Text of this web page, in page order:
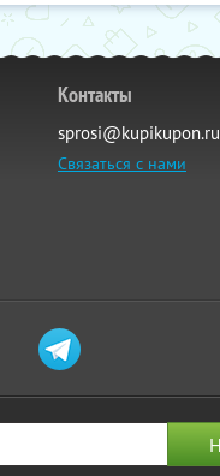
Контакты
sprosi@kupikupon.ru
Связаться с нами